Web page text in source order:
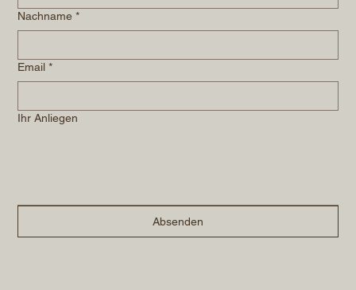
Nachname *
Email *
Ihr Anliegen
Absenden